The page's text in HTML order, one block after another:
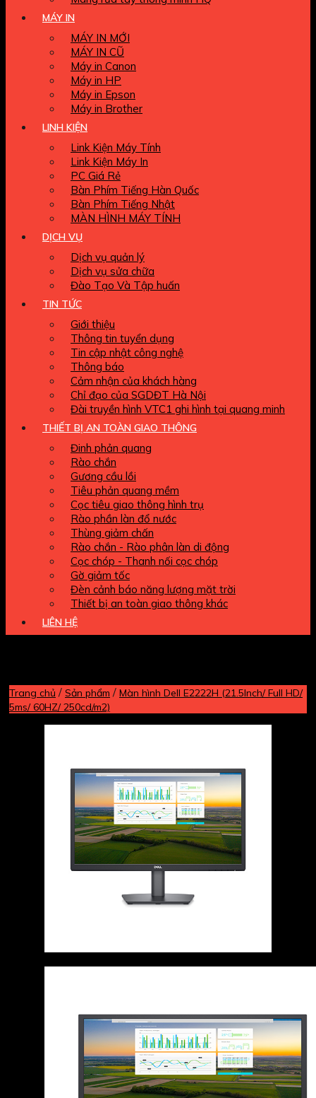
MÁY IN
MÁY IN MỚI
MÁY IN CŨ
Máy in Canon
Máy in HP
Máy in Epson
Máy in Brother
LINH KIỆN
Link Kiện Máy Tính
Link Kiện Máy In
PC Giá Rẻ
Bàn Phím Tiếng Hàn Quốc
Bàn Phím Tiếng Nhật
MÀN HÌNH MÁY TÍNH
DỊCH VỤ
Dịch vụ quản lý
Dịch vụ sửa chữa
Đào Tạo Và Tập huấn
TIN TỨC
Giới thiệu
Thông tin tuyển dụng
Tin cập nhật công nghệ
Thông báo
Cảm nhận của khách hàng
Chỉ đạo của SGDĐT Hà Nội
Đài truyền hình VTC1 ghi hình tại quang minh
THIẾT BỊ AN TOÀN GIAO THÔNG
Đinh phản quang
Rào chắn
Gương cầu lồi
Tiêu phản quang mềm
Cọc tiêu giao thông hình trụ
Rào phần làn đổ nước
Thùng giảm chấn
Rào chắn - Rào phân làn di động
Cọc chóp - Thanh nối cọc chóp
Gờ giảm tốc
Đèn cảnh báo năng lượng mặt trời
Thiết bị an toàn giao thông khác
LIÊN HỆ
Trang chủ / Sản phẩm / Màn hình Dell E2222H (21.5Inch/ Full HD/
5ms/ 60HZ/ 250cd/m2)